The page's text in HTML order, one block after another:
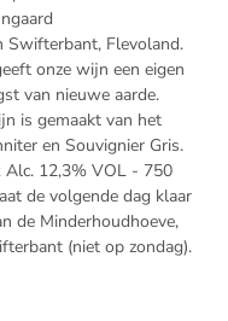
Swifterbant, Flevoland.
onze wijn een eigen
van nieuwe aarde.
is gemaakt van het
en Souvignier Gris.
Alc. 12,3% VOL - 750
de volgende dag klaar
de Minderhoudhoeve,
(niet op zondag).